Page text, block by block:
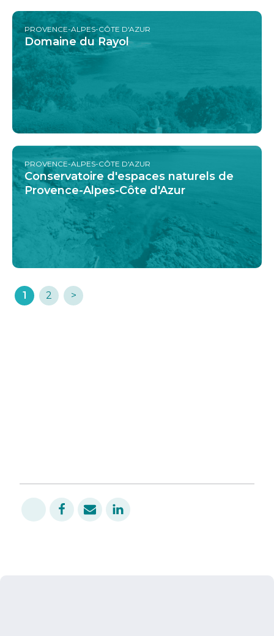
PROVENCE-ALPES-CÔTE D'AZUR
Domaine du Rayol
PROVENCE-ALPES-CÔTE D'AZUR
Conservatoire d'espaces naturels de
Provence-Alpes-Côte d'Azur
1 2 >